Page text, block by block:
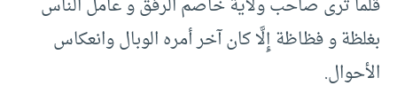
بغلظة و فظاظة إِلَّا كان آخر أمره الوبال وانعكاس
الأحوال.